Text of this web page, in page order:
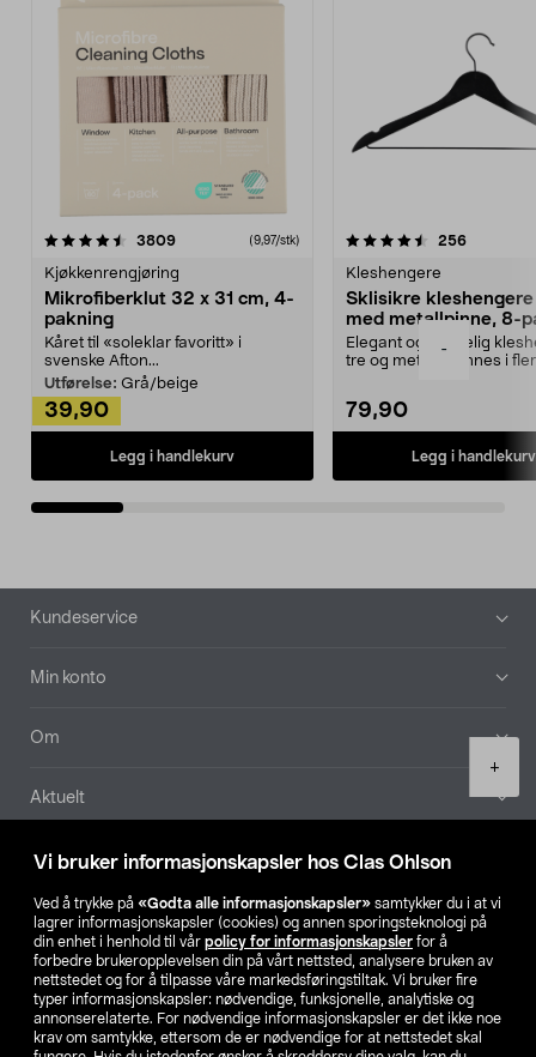
Vi bruker informasjonskapsler hos Clas Ohlson
Ved å trykke på «Godta alle informasjonskapsler» samtykker du i at vi
lagrer informasjonskapsler (cookies) og annen sporingsteknologi på
din enhet i henhold til vår policy for informasjonskapsler for å
forbedre brukeropplevelsen din på vårt nettsted, analysere bruken av
nettstedet og for å tilpasse våre markedsføringstiltak. Vi bruker fire
typer informasjonskapsler: nødvendige, funksjonelle, analytiske og
annonserelaterte. For nødvendige informasjonskapsler er det ikke noe
krav om samtykke, ettersom de er nødvendige for at nettstedet skal
-
+
3809anmeldelser(9,97/stk)
Kjøkkenrengjøring
Mikrofiberklut 32 x 31 cm, 4-
pakning
Kåret til «soleklar favoritt» i
svenske Afton...
Utførelse: Grå/beige
39,90
Legg i handlekurv
4.5av 5 stjerner 256
Kleshengere
Sklisikre
med metallpinne, 8-
Elegant og skikkelig
tre og metall – finnes i
79,90
Legg i handlekurv
4.5av 5 stjerner
Bunntekst
Kundeservice
Min konto
Om
Aktuelt
Våre selskaper
Finn din butikk
SE NO FI